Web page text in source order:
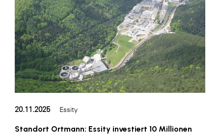
20.11.2025 Essity
Standort Ortmann: Essity investiert 10 Millionen